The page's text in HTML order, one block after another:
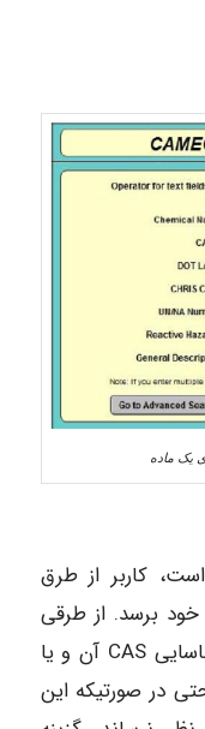
2 مشخص است، کاربر از طرق
برسد. از طرقی
چون تایپ نام آن ماده یا شماره شناسایی CAS آن و یا
در صورتیکه این